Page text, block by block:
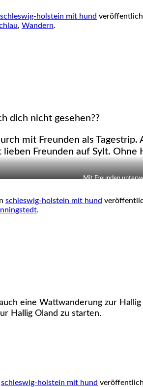
schleswig-holstein mit hund
, Wandern.
dich nicht gesehen??
mit Freunden als
Freunden auf Sylt. Ohne
Mit Freunden
schleswig-holstein mit hund
.
eine Wattwanderung zur Hallig
Hallig Oland zu starten.
schleswig-holstein mit hund